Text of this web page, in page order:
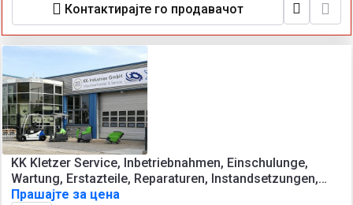
Контактирајте го продавачот
KK Kletzer Service, Inbetriebnahmen, Einschulunge,
Wartung, Erstazteile, Reparaturen, Instandsetzungen,
Abkantpressen, Tafelscheren,
Прашајте за цена